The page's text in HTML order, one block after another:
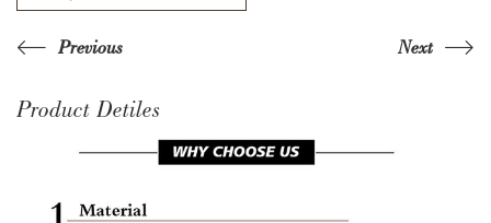
Previous Next
Product Detiles